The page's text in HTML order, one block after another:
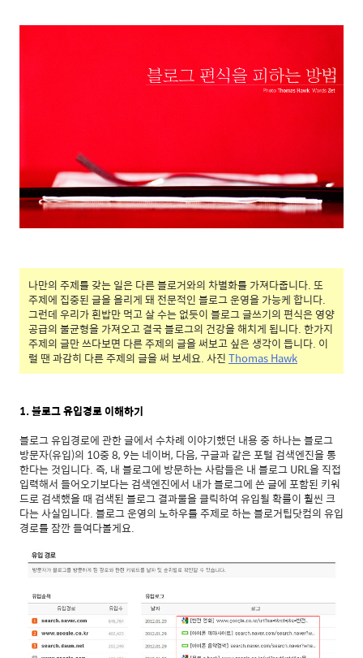
나만의 주제를 갖는 일은 다른 블로거와의 차별화를 가져다줍니다. 또
주제에 집중된 글을 올리게 돼 전문적인 블로그 운영을 가능케 합니다.
그런데 우리가 흰밥만 먹고 살 수는 없듯이 블로그 글쓰기의 편식은 영양
공급의 불균형을 가져오고 결국 블로그의 건강을 해치게 됩니다. 한가지
주제의 글만 쓰다보면 다른 주제의 글을 써보고 싶은 생각이 듭니다. 이
럴 땐 과감히 다른 주제의 글을 써 보세요. 사진Thomas Hawk
1. 블로그 유입경로 이해하기
블로그 유입경로에 관한 글에서 수차례 이야기했던 내용 중 하나는 블로그
방문자(유입)의 10중 8, 9는 네이버, 다음, 구글과 같은 포털 검색엔진을 통
한다는 것입니다. 즉, 내 블로그에 방문하는 사람들은 내 블로그 URL을 직접
입력해서 들어오기보다는 검색엔진에서 내가 블로그에 쓴 글에 포함된 키워
드로 검색했을 때 검색된 블로그 결과물을 클릭하여 유입될 확률이 훨씬 크
다는 사실입니다. 블로그 운영의 노하우를 주제로 하는 블로거팁닷컴의 유입
경로를 잠깐 들여다볼게요.